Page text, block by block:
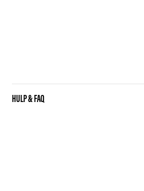
HULP & FAQ